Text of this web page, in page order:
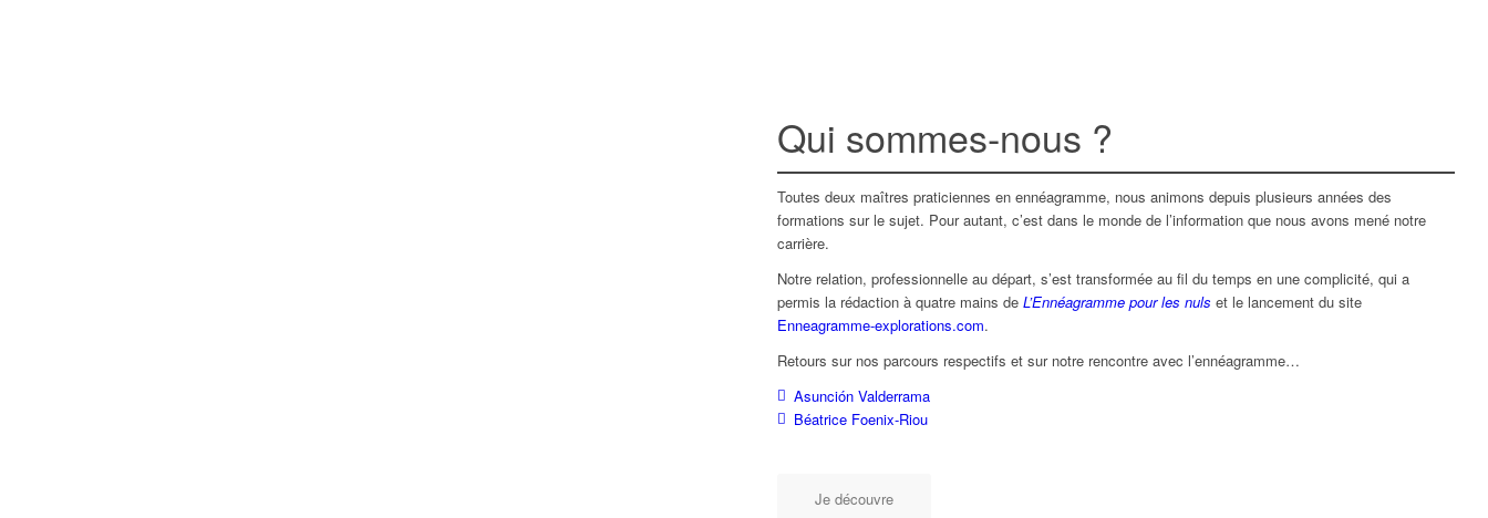
Qui sommes-nous ?
Toutes deux maîtres praticiennes en ennéagramme, nous animons depuis plusieurs années des
formations sur le sujet. Pour autant, c’est dans le monde de l’information que nous avons mené notre
carrière.
Notre relation, professionnelle au départ, s’est transformée au fil du temps en une complicité, qui a
permis la rédaction à quatre mains de L’Ennéagramme pour les nuls et le lancement du site
Enneagramme-explorations.com.
Retours sur nos parcours respectifs et sur notre rencontre avec l’ennéagramme…
Asunción Valderrama
Béatrice Foenix-Riou
Je découvre